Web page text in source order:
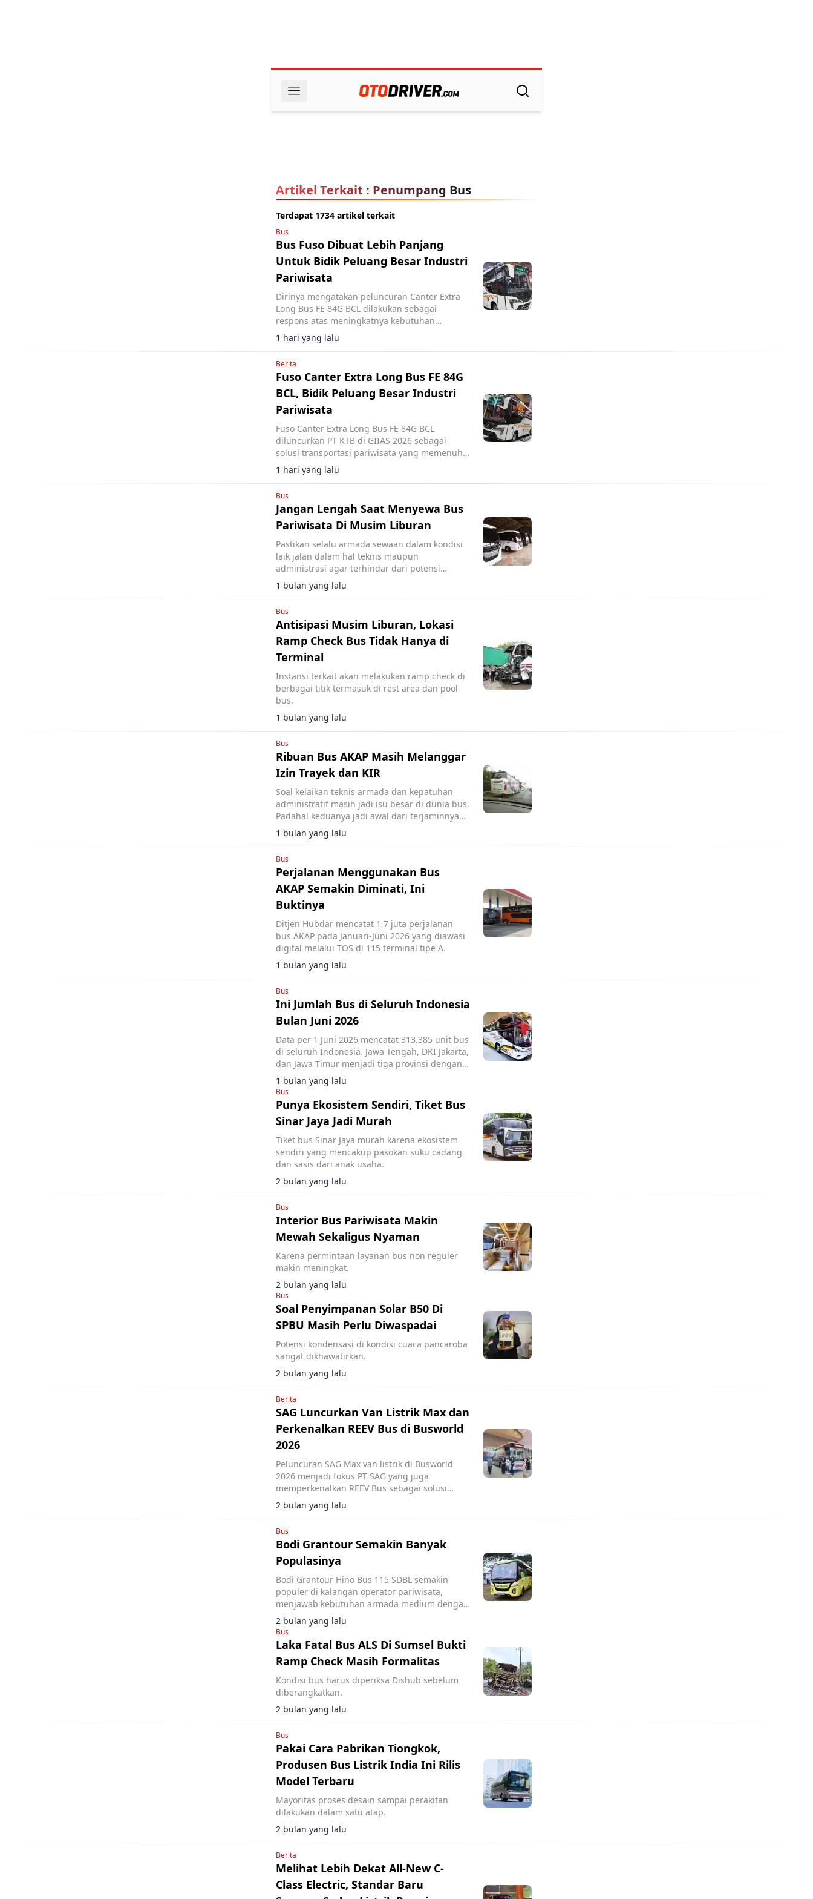
Artikel Terkait : Penumpang Bus
Terdapat 1734 artikel terkait
Bus
Bus Fuso Dibuat Lebih Panjang
Untuk Bidik Peluang Besar Industri
Pariwisata
Dirinya mengatakan peluncuran Canter Extra
Long Bus FE 84G BCL dilakukan sebagai
respons atas meningkatnya kebutuhan
transportasi wisata sekaligus mengikuti
regulasi pemerintah yang terus berkembang.
1 hari yang lalu
Berita
Fuso Canter Extra Long Bus FE 84G
BCL, Bidik Peluang Besar Industri
Pariwisata
Fuso Canter Extra Long Bus FE 84G BCL
diluncurkan PT KTB di GIIAS 2026 sebagai
solusi transportasi pariwisata yang memenuhi
standar Euro 4 dan regulasi pemerintah.
1 hari yang lalu
Bus
Jangan Lengah Saat Menyewa Bus
Pariwisata Di Musim Liburan
Pastikan selalu armada sewaan dalam kondisi
laik jalan dalam hal teknis maupun
administrasi agar terhindar dari potensi
kecelakaan.
1 bulan yang lalu
Bus
Antisipasi Musim Liburan, Lokasi
Ramp Check Bus Tidak Hanya di
Terminal
Instansi terkait akan melakukan ramp check di
berbagai titik termasuk di rest area dan pool
bus.
1 bulan yang lalu
Bus
Ribuan Bus AKAP Masih Melanggar
Izin Trayek dan KIR
Soal kelaikan teknis armada dan kepatuhan
administratif masih jadi isu besar di dunia bus.
Padahal keduanya jadi awal dari terjaminnya
keselamatan perjalanan.
1 bulan yang lalu
Bus
Perjalanan Menggunakan Bus
AKAP Semakin Diminati, Ini
Buktinya
Ditjen Hubdar mencatat 1,7 juta perjalanan
bus AKAP pada Januari-Juni 2026 yang diawasi
digital melalui TOS di 115 terminal tipe A.
1 bulan yang lalu
Bus
Ini Jumlah Bus di Seluruh Indonesia
Bulan Juni 2026
Data per 1 Juni 2026 mencatat 313.385 unit bus
di seluruh Indonesia. Jawa Tengah, DKI Jakarta,
dan Jawa Timur menjadi tiga provinsi dengan
populasi bus terbanyak.
1 bulan yang lalu
Bus
Punya Ekosistem Sendiri, Tiket Bus
Sinar Jaya Jadi Murah
Tiket bus Sinar Jaya murah karena ekosistem
sendiri yang mencakup pasokan suku cadang
dan sasis dari anak usaha.
2 bulan yang lalu
Bus
Interior Bus Pariwisata Makin
Mewah Sekaligus Nyaman
Karena permintaan layanan bus non reguler
makin meningkat.
2 bulan yang lalu
Bus
Soal Penyimpanan Solar B50 Di
SPBU Masih Perlu Diwaspadai
Potensi kondensasi di kondisi cuaca pancaroba
sangat dikhawatirkan.
2 bulan yang lalu
Berita
SAG Luncurkan Van Listrik Max dan
Perkenalkan REEV Bus di Busworld
2026
Peluncuran SAG Max van listrik di Busworld
2026 menjadi fokus PT SAG yang juga
memperkenalkan REEV Bus sebagai solusi
transportasi rendah emisi di Indonesia.
2 bulan yang lalu
Bus
Bodi Grantour Semakin Banyak
Populasinya
Bodi Grantour Hino Bus 115 SDBL semakin
populer di kalangan operator pariwisata,
menjawab kebutuhan armada medium dengan
desain nyaman dan efisien.
2 bulan yang lalu
Bus
Laka Fatal Bus ALS Di Sumsel Bukti
Ramp Check Masih Formalitas
Kondisi bus harus diperiksa Dishub sebelum
diberangkatkan.
2 bulan yang lalu
Bus
Pakai Cara Pabrikan Tiongkok,
Produsen Bus Listrik India Ini Rilis
Model Terbaru
Mayoritas proses desain sampai perakitan
dilakukan dalam satu atap.
2 bulan yang lalu
Berita
Melihat Lebih Dekat All-New C-
Class Electric, Standar Baru